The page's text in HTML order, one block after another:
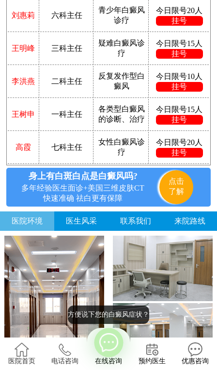
刘惠莉 六科主任
青少年白癜风
诊疗
今日限号20人
挂号
王明峰 三科主任
疑难白癜风诊
疗
今日限号15人
挂号
李洪燕 二科主任
反复发作型白
癜风
今日限号10人
挂号
王树申 一科主任
各类型白癜风
的诊断、治疗
今日限号15人
挂号
高霞 七科主任
女性白癜风诊
疗
今日限号20人
挂号
身上有白斑白点是白癜风吗?
多年经验医生面诊+美国三维皮肤CT
快速准确 祛白更有保障
点击
了解
医院环境 医生风采 联系我们 来院路线
医院首页 电话咨询 在线咨询
方便说下您的白癜风症状？
预约医生 优惠咨询